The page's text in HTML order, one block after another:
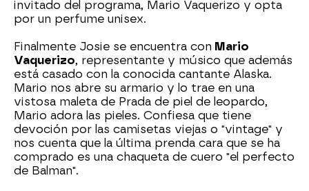
invitado del programa, Mario Vaquerizo y opta
por un perfume unisex.
Finalmente Josie se encuentra con Mario
Vaquerizo, representante y músico que además
está casado con la conocida cantante Alaska.
Mario nos abre su armario y lo trae en una
vistosa maleta de Prada de piel de leopardo,
Mario adora las pieles. Confiesa que tiene
devoción por las camisetas viejas o "vintage" y
nos cuenta que la última prenda cara que se ha
comprado es una chaqueta de cuero "el perfecto
de Balman".